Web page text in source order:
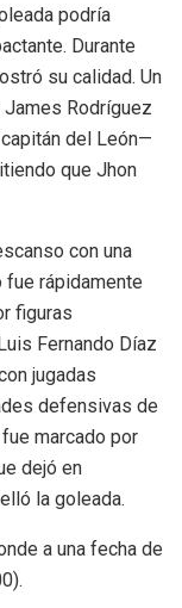
podría
Durante
su calidad. Un
Rodríguez
del León—
que Jhon
con una
fue rápidamente
figuras
Fernando Díaz
jugadas
defensivas de
marcado por
dejó en
la goleada.
a una fecha de